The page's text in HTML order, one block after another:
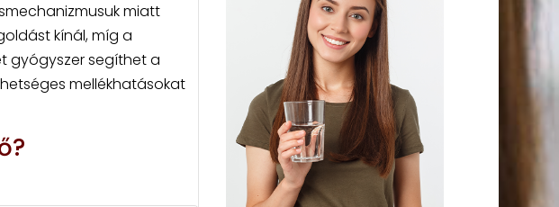
miatt
kínál, míg a
gyógyszer segíthet a
mellékhatásokat